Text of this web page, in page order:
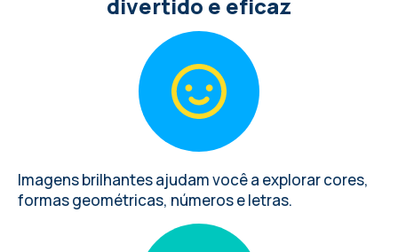
Imagens brilhantes ajudam você a explorar cores,
formas geométricas, números e letras.